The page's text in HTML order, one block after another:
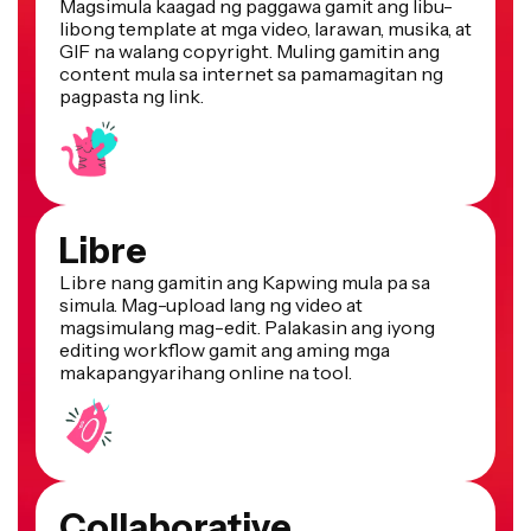
libong template at mga video, larawan, musika, at
GIF na walang copyright. Muling gamitin ang
content mula sa internet sa pamamagitan ng
pagpasta ng link.
Libre
Libre nang gamitin ang Kapwing mula pa sa
simula. Mag-upload lang ng video at
magsimulang mag-edit. Palakasin ang iyong
editing workflow gamit ang aming mga
makapangyarihang online na tool.
Collaborative